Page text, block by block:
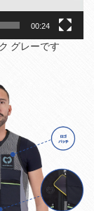
00:24
グレーです